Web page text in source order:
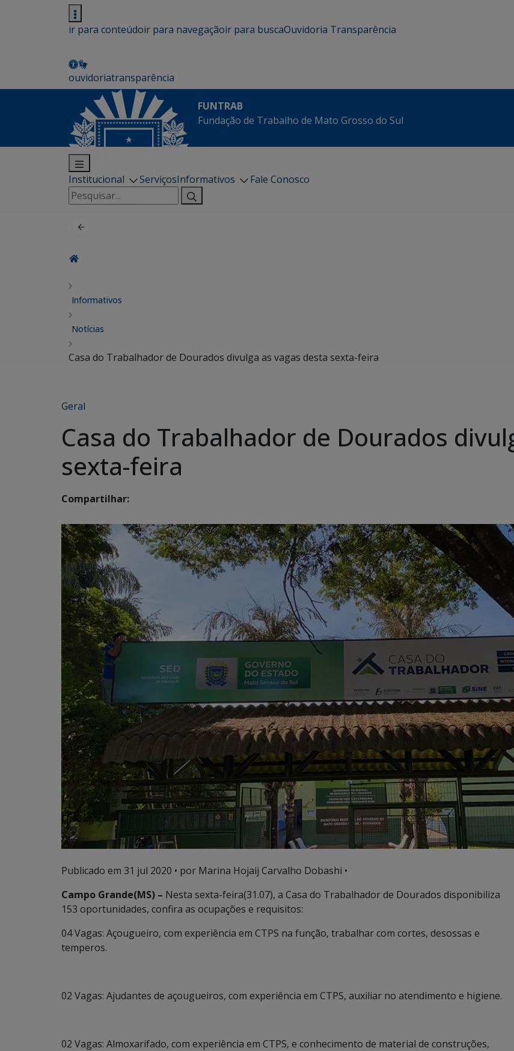
ir para conteúdoir para navegaçãoir para buscaOuvidoria Transparência
ouvidoriatransparência
FUNTRAB
Fundação de Trabalho de Mato Grosso do Sul
Institucional ServiçosInformativos
Fale Conosco
Pesquisar
por:
Informativos
Notícias
Casa do Trabalhador de Dourados divulga as vagas desta sexta-feira
Geral
Casa do Trabalhador de Dourados
sexta-feira
Compartilhar:
Publicado em 31 jul 2020 • por Marina Hojaij Carvalho Dobashi •
Campo Grande(MS) – Nesta sexta-feira(31.07), a Casa do Trabalhador de Dourados disponibiliza
153 oportunidades, confira as ocupações e requisitos:
04 Vagas: Açougueiro, com experiência em CTPS na função, trabalhar com cortes, desossas e
temperos.
02 Vagas: Ajudantes de açougueiros, com experiência em CTPS, auxiliar no atendimento e higiene.
02 Vagas: Almoxarifado, com experiência em CTPS, e conhecimento de material de construções,